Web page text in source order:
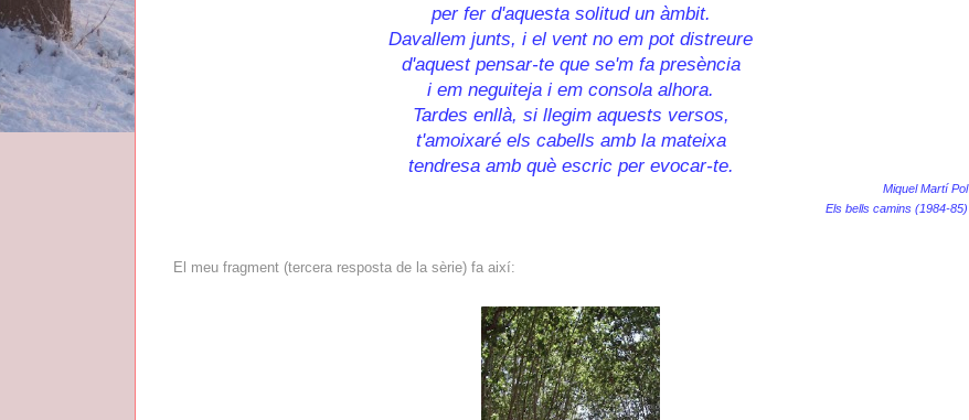
per fer d'aquesta solitud un àmbit.
Davallem junts, i el vent no em pot distreure
d'aquest pensar-te que se'm fa presència
i em neguiteja i em consola alhora.
Tardes enllà, si llegim aquests versos,
t'amoixaré els cabells amb la mateixa
tendresa amb què escric per evocar-te.
Miquel Martí Pol
Els bells camins (1984-85)
El meu fragment (tercera resposta de la sèrie) fa així: